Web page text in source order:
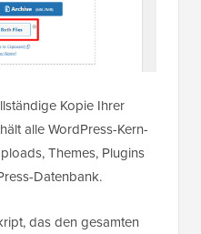
Kopie Ihrer
alle WordPress-Kern-
Themes, Plugins
Datenbank.
das den gesamten